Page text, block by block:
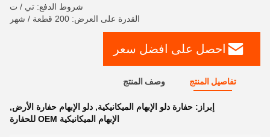
شروط الدفع: تي / ت
القدرة على العرض: 200 قطعة / شهر
احصل على افضل سعر
تفاصيل المنتج وصف المنتج
إبراز: حفارة دلو الإبهام الميكانيكية, دلو الإبهام حفارة الأرض,
الإبهام الميكانيكية OEM للحفارة